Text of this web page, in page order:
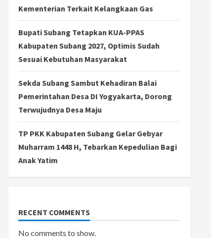
Kementerian Terkait Kelangkaan Gas
Bupati Subang Tetapkan KUA-PPAS
Kabupaten Subang 2027, Optimis Sudah
Sesuai Kebutuhan Masyarakat
Sekda Subang Sambut Kehadiran Balai
Pemerintahan Desa DI Yogyakarta, Dorong
Terwujudnya Desa Maju
TP PKK Kabupaten Subang Gelar Gebyar
Muharram 1448 H, Tebarkan Kepedulian Bagi
Anak Yatim
RECENT COMMENTS
No comments to show.